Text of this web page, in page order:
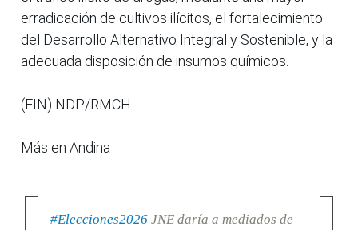
erradicación de cultivos ilícitos, el fortalecimiento
del Desarrollo Alternativo Integral y Sostenible, y la
adecuada disposición de insumos químicos.
(FIN) NDP/RMCH
Más en Andina
#Elecciones2026JNE daría a mediados de